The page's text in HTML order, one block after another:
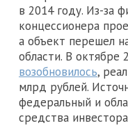
в 2014 году. Из-за
концессионера
а объект перешел
области. В октябре
возобновилось,
млрд рублей.
федеральный и
средства